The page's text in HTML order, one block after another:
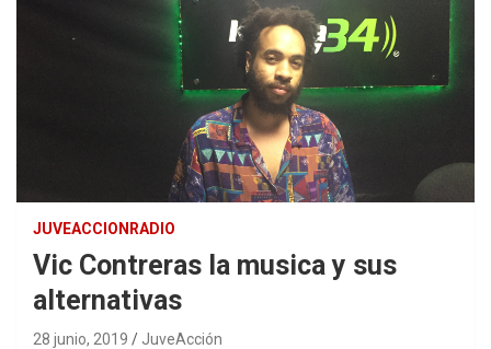
JUVEACCIONRADIO
Vic Contreras la musica y sus
alternativas
28 junio, 2019 JuveAcción